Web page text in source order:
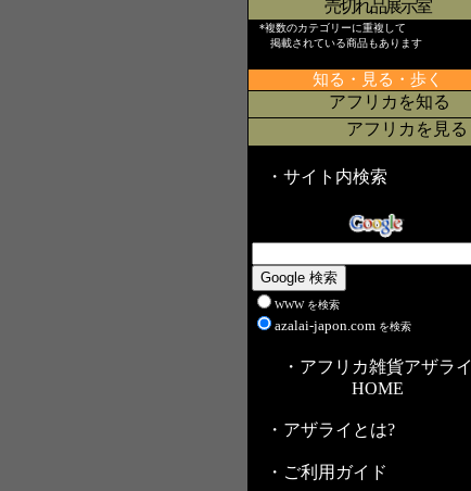
売切れ品展示室
*複数のカテゴリーに重複して
掲載されている商品もあります
知る・見る・歩く
アフリカを知る
アフリカを見る
・サイト内検索
WWW を検索
azalai-japon.com を検索
・アフリカ雑貨アザライ
HOME
・アザライとは?
・ご利用ガイド